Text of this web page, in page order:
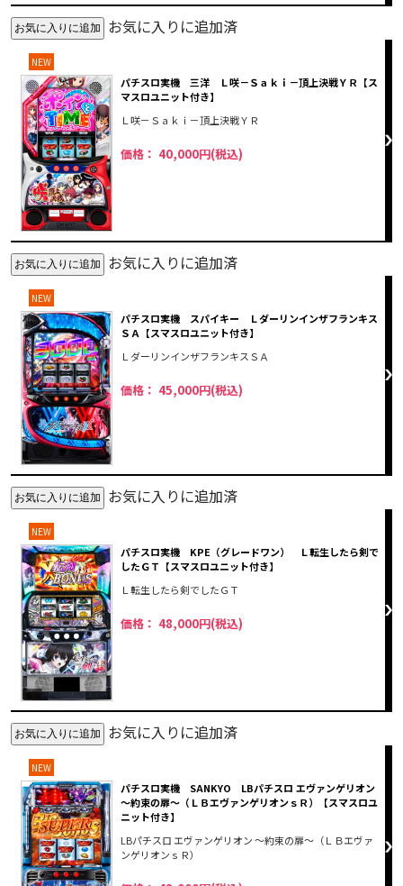
お気に入りに追加済
NEW
パチスロ実機 三洋 Ｌ咲－Ｓａｋｉ－頂上決戦ＹＲ【ス
マスロユニット付き】
Ｌ咲－Ｓａｋｉ－頂上決戦ＹＲ
価格： 40,000円(税込)
お気に入りに追加済
NEW
パチスロ実機 スパイキー Ｌダーリンインザフランキス
ＳＡ【スマスロユニット付き】
ＬダーリンインザフランキスＳＡ
価格： 45,000円(税込)
お気に入りに追加済
NEW
パチスロ実機 KPE（グレードワン） Ｌ転生したら剣で
したＧＴ【スマスロユニット付き】
Ｌ転生したら剣でしたＧＴ
価格： 48,000円(税込)
お気に入りに追加済
NEW
パチスロ実機 SANKYO LBパチスロ エヴァンゲリオン
～約束の扉～（ＬＢエヴァンゲリオンｓＲ）【スマスロユ
ニット付き】
LBパチスロ エヴァンゲリオン ～約束の扉～（ＬＢエヴァ
ンゲリオンｓＲ）